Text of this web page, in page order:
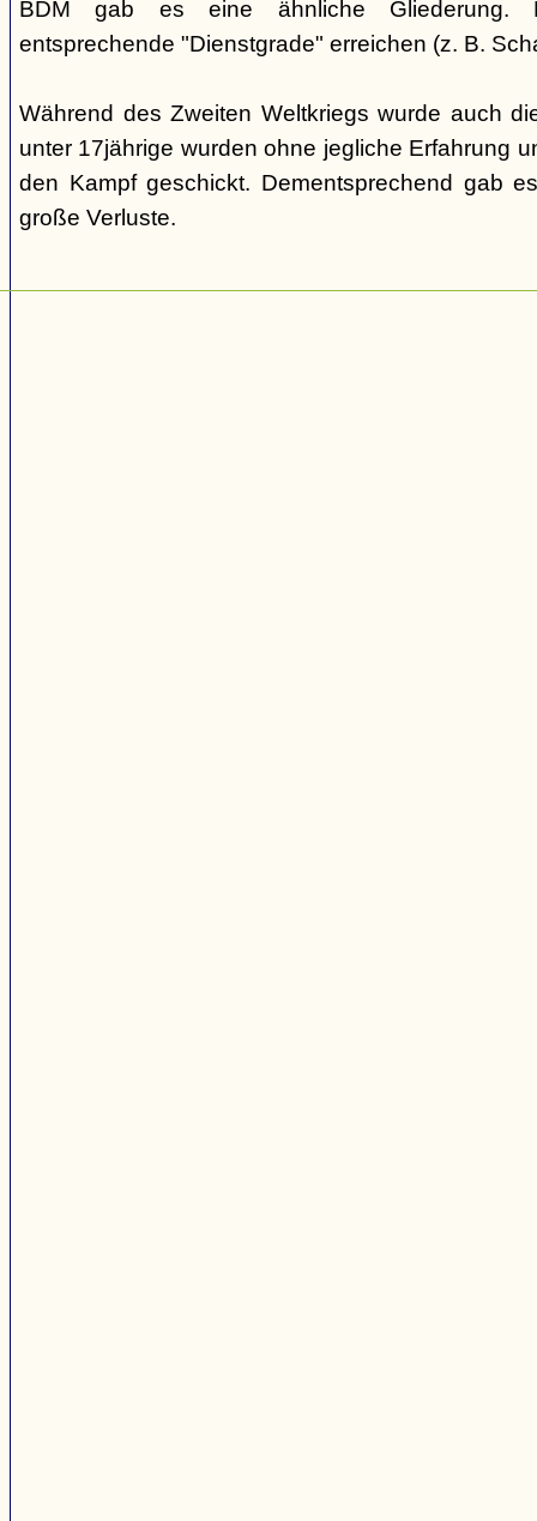
BDM gab es eine ähnliche Gliederung.
entsprechende "Dienstgrade" erreichen (z. B.
Während des Zweiten Weltkriegs wurde auch
unter 17jährige wurden ohne jegliche Erfahrung
den Kampf geschickt. Dementsprechend gab
große Verluste.